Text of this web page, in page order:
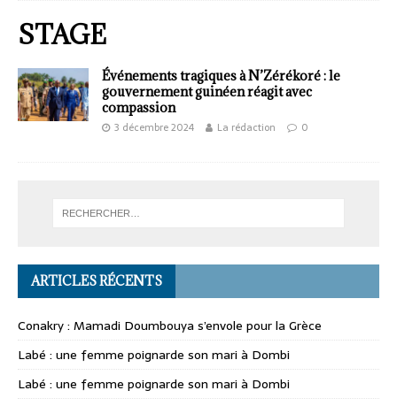
STAGE
Événements tragiques à N’Zérékoré : le
gouvernement guinéen réagit avec
compassion
3 décembre 2024 La rédaction 0
ARTICLES RÉCENTS
Conakry : Mamadi Doumbouya s’envole pour la Grèce
Labé : une femme poignarde son mari à Dombi
Labé : une femme poignarde son mari à Dombi